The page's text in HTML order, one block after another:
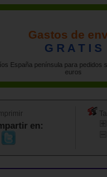
Gastos de
G R A T I S
España península para pedidos
euros
en: